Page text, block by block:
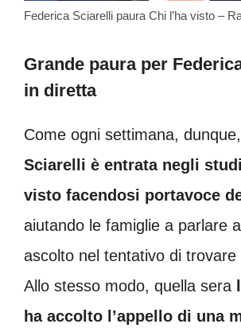
Federica Sciarelli paura Chi l’ha visto –
Grande paura per
in diretta
Come ogni settimana, dunque,
Sciarelli è entrata negli
visto facendosi portavoce
aiutando le famiglie a parlare
ascolto nel tentativo di trovare
Allo stesso modo, quella sera
ha accolto l’appello di una